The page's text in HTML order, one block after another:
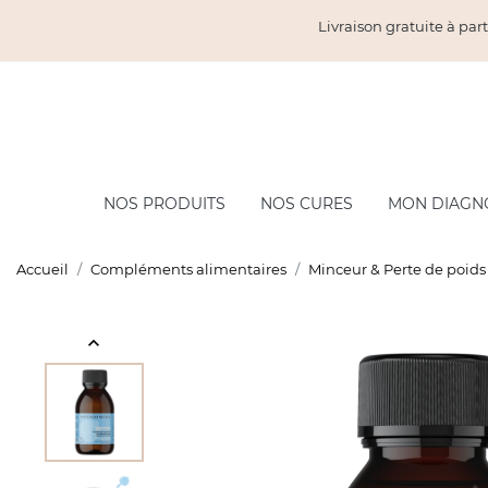
Livraison gratuite à
NOS PRODUITS
Les
NOS CURES MON
Accueil Compléments alimentaires Minceur & Perte de poids
expand_less